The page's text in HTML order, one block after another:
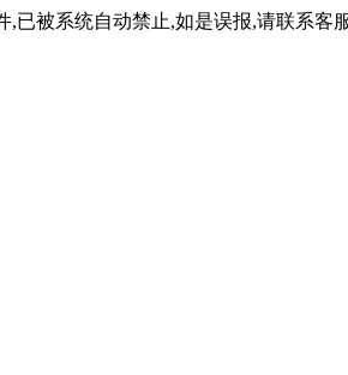
,已被系统自动禁止,如是误报,请联系客